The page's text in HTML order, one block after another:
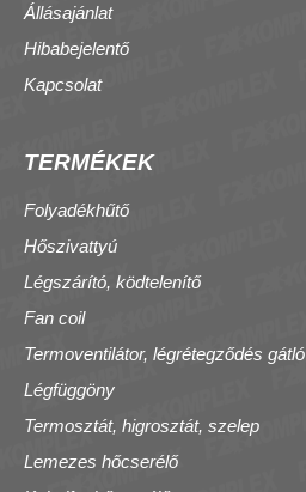
Állásajánlat
Hibabejelentő
Kapcsolat
TERMÉKEK
Folyadékhűtő
Hőszivattyú
Légszárító, ködtelenítő
Fan coil
Termoventilátor, légrétegződés gátló
Légfüggöny
Termosztát, higrosztát, szelep
Lemezes hőcserélő